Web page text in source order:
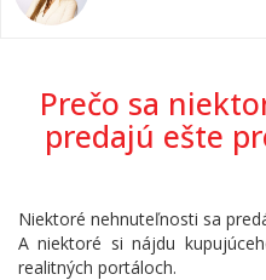
Prečo sa
predajú ešte
Niektoré nehnuteľnosti sa
A niektoré si nájdu
realitných portáloch.